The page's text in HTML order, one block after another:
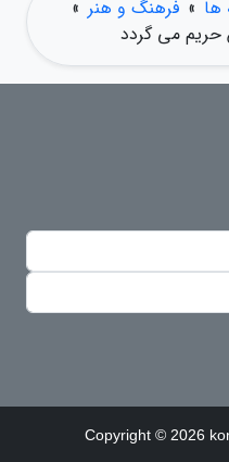
ها » فرهنگ و هنر »
حریم می گردد
Copyright © 2026